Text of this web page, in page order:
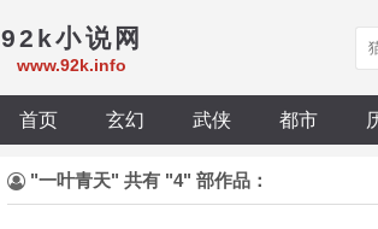
92k小说网
www.92k.info
首页 玄幻 武侠 都市
"一叶青天" 共有 "4" 部作品：